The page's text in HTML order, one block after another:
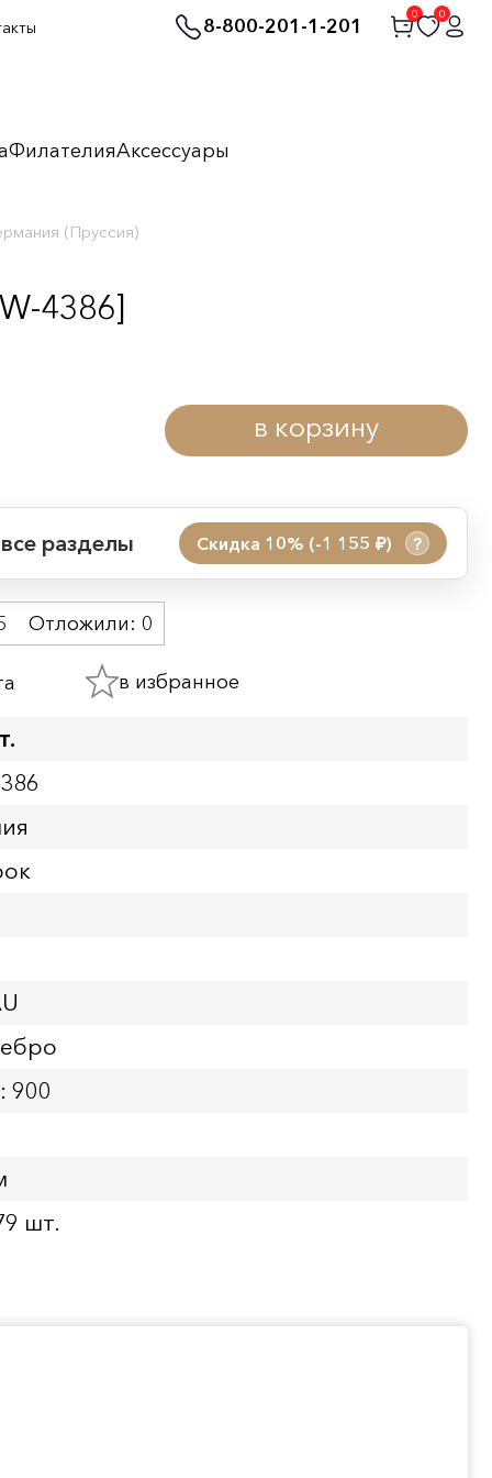
8-800-201-1-201
0 0
ФилателияАксессуары
(Пруссия)
4386]
в корзину
разделы Скидка 10% (-1 155 руб.) ?
Отложили: 0
в избранное
900
шт.